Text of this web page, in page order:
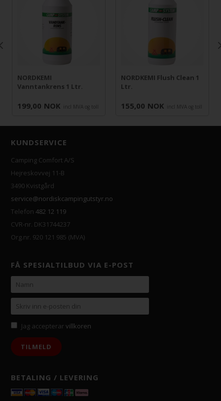
NORDKEMI
Vanntankrens 1 Ltr.
199,00 NOK incl MVA og toll
NORDKEMI Flush Clean 1
Ltr.
155,00 NOK incl MVA og toll
KUNDSERVICE
Camping Comfort A/S
Hejreskovvej 11-B
3490 Kvistgård
service@nordiskcampingutstyr.no
Telefon482 12 119
CVR-nr. DK31744237
Org.nr. 920 121 985 (MVA)
FÅ SPESIALTILBUD VIA E-POST
Jag accepterarvillkoren
BETALING / LEVERING